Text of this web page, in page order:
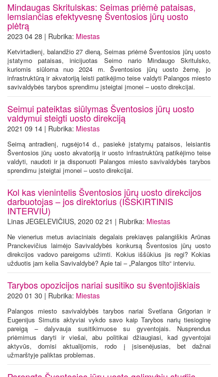
Mindaugas Skritulskas: Seimas priėmė pataisas,
lemsiančias efektyvesnę Šventosios jūrų uosto
plėtrą
2023 04 28 | Rubrika: Miestas
Ketvirtadienį, balandžio 27 dieną, Seimas priėmė Šventosios jūrų uosto
įstatymo pataisas, inicijuotas Seimo nario Mindaugo Skritulsko,
kuriomis siūloma nuo 2024 m. Šventosios jūrų uosto žemę, jo
infrastruktūrą ir akvatoriją leisti patikėjimo teise valdyti Palangos miesto
savivaldybės tarybos sprendimu įsteigtai įmonei – uosto direkcijai.
Seimui pateiktas siūlymas Šventosios jūrų uosto
valdymui steigti uosto direkciją
2021 09 14 | Rubrika: Miestas
Seimą antradienį, rugsėjo14 d., pasiekė įstatymų pataisos, leisiantis
Šventosios jūrų uosto akvatoriją ir uosto infrastruktūrą patikėjimo teise
valdyti, naudoti ir ja disponuoti Palangos miesto savivaldybės tarybos
sprendimu įsteigtai įmonei – uosto direkcijai.
Kol kas vienintelis Šventosios jūrų uosto direkcijos
darbuotojas – jos direktorius (IŠSKIRTINIS
INTERVIU)
Linas JEGELEVIČIUS, 2020 02 21 | Rubrika: Miestas
Ne vienerius metus aviaciniais degalais prekiavęs palangiškis Arūnas
Pranckevičius laimėjo Savivaldybės konkursą Šventosios jūrų uosto
direkcijos vadovo pareigoms užimti. Kokius iššūkius jis regi? Kokias
užduotis jam kelia Savivaldybė? Apie tai – „Palangos tilto“ interviu.
Tarybos opozicijos nariai susitiko su šventojiškiais
2020 01 30 | Rubrika: Miestas
Palangos miesto savivaldybės tarybos nariai Svetlana Grigorian ir
Eugenijus Simutis aktyviai vykdo savo kaip Tarybos narių tiesioginę
pareigą – dalyvauja susitikimuose su gyventojais. Nusprendus
priėmimus daryti ir viešai, abu politikai džiaugiasi, kad gyventojai
aktyvūs, domisi aktualijomis, rodo į įsisenėjusias, bet dažnai
užmarštyje paliktas problemas.